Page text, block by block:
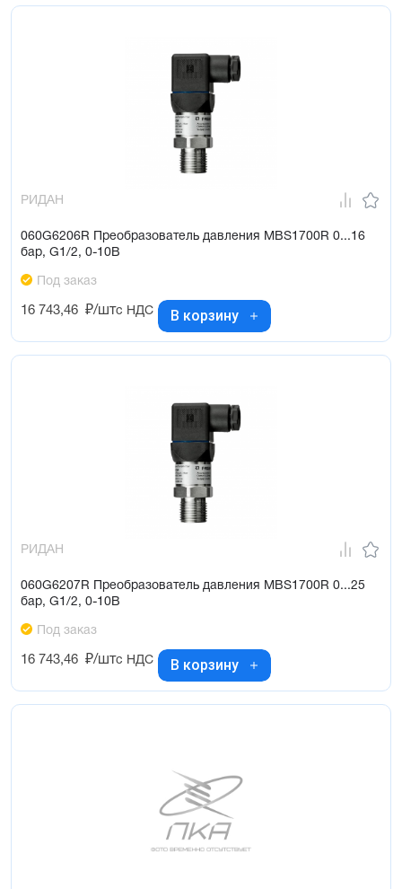
РИДАН
060G6206R Преобразователь давления MBS1700R 0...16
бар, G1/2, 0-10В
Под заказ
16 743,46 ₽/штс НДС В корзину
РИДАН
060G6207R Преобразователь давления MBS1700R 0...25
бар, G1/2, 0-10В
Под заказ
16 743,46 ₽/штс НДС В корзину